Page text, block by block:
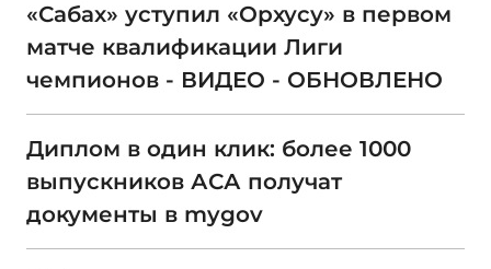
«Сабах» уступил «Орхусу» в первом
матче квалификации Лиги
чемпионов - ВИДЕО - ОБНОВЛЕНО
Диплом в один клик: более 1000
выпускников АСА получат
документы в mygov